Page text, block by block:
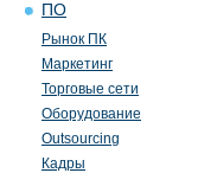
ПО
Рынок ПК
Маркетинг
Торговые сети
Оборудование
Outsourcing
Кадры